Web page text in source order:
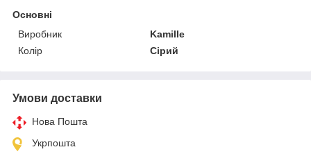
Основні
Виробник
Kamille
Колір
Сірий
Умови доставки
Нова Пошта
Укрпошта